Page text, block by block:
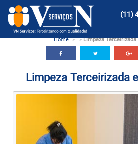
(11)
Home » »Limpeza
Limpeza Terceirizada